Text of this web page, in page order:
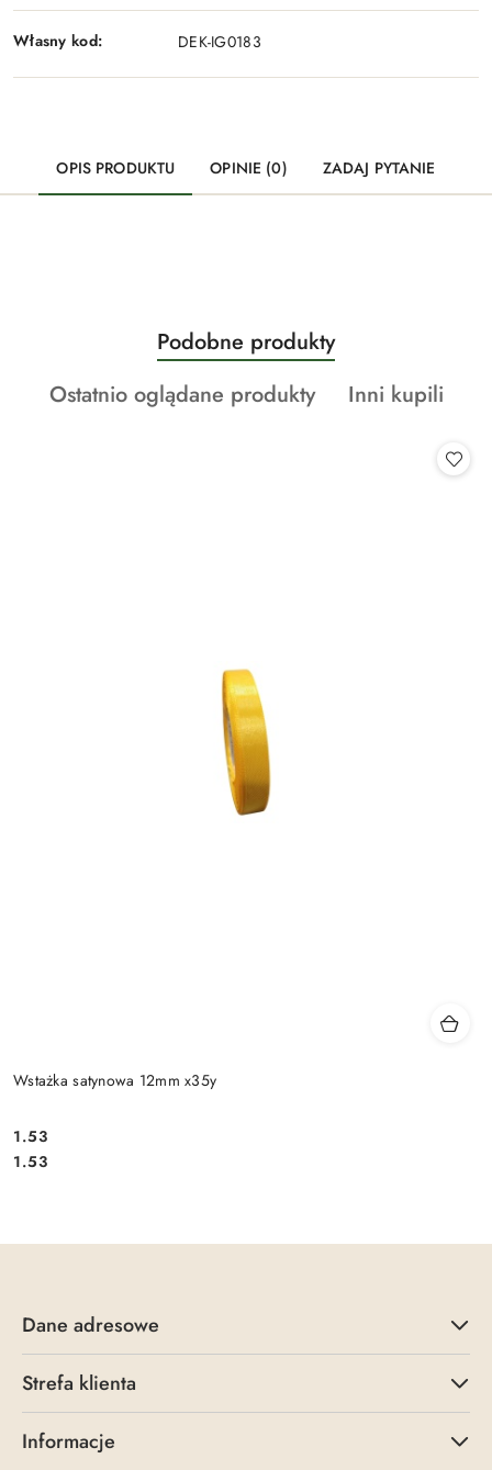
Własny kod: DEK-IG0183
OPIS PRODUKTU OPINIE (0) ZADAJ PYTANIE
Pomiń karuzelę produktów
Produkty
o
statusie:
Podobne produkty
Produkty
Ostatnio oglądane produkty
Produkty
Inni kupili
Wstażka satynowa 12mm x35y
Cena:
1.53
Cena:
1.53
Dane adresowe
Strefa klienta
Informacje